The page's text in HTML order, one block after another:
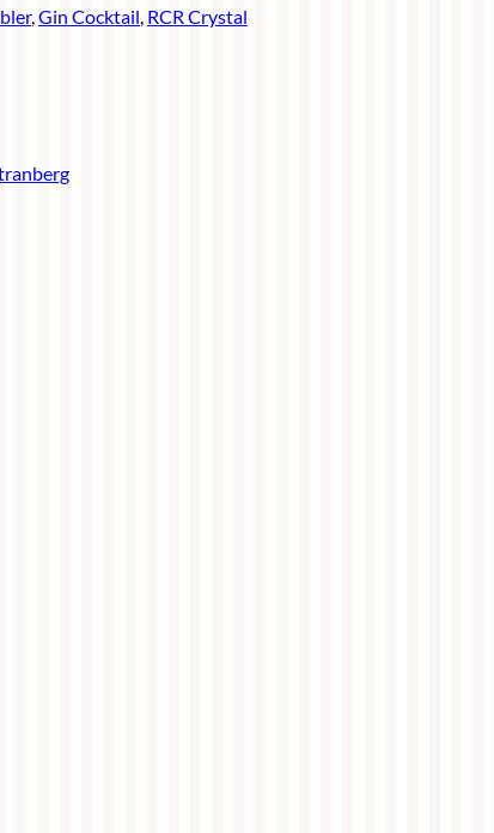
,Gin Cocktail, RCR Crystal